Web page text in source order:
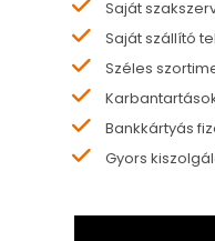
Saját
Saját szállító
Széles
Bankkártyás
Gyors